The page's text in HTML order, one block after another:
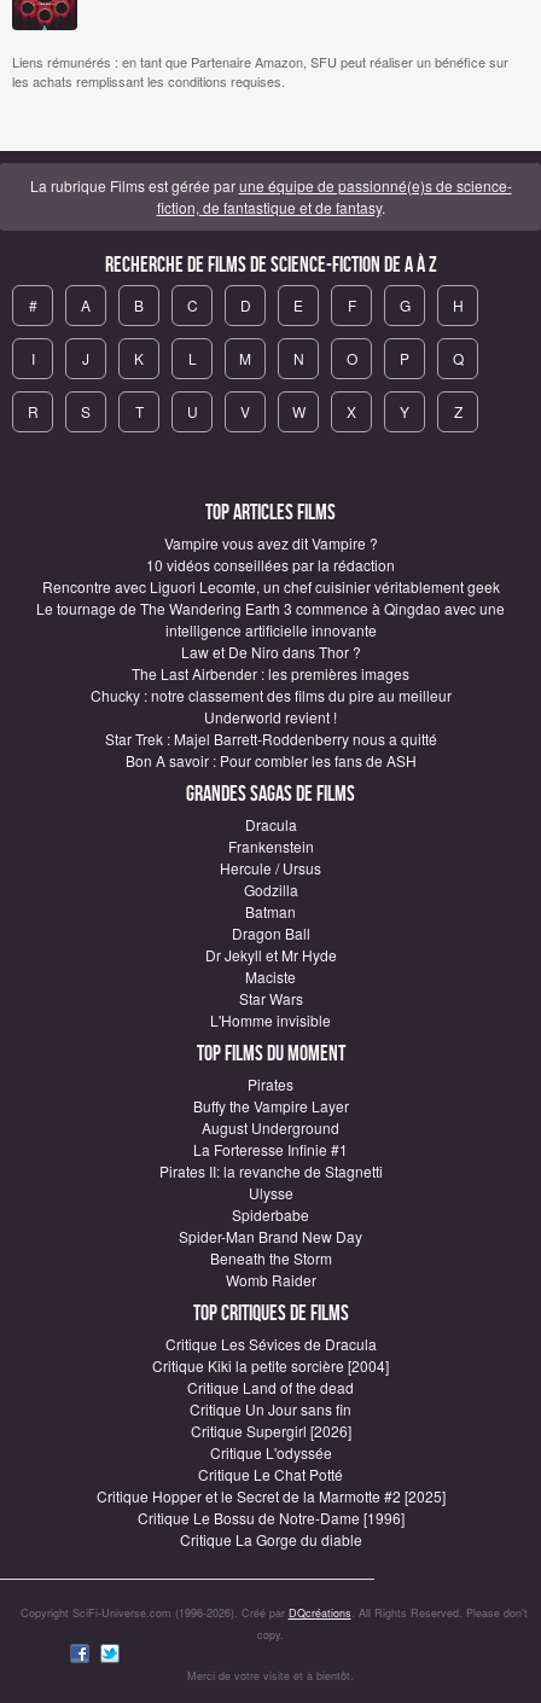
Liens rémunérés : en tant que Partenaire Amazon, SFU peut réaliser un bénéfice sur
les achats remplissant les conditions requises.
La rubrique Films est gérée parune équipe de passionné(e)s de science-
fiction, de fantastique et de fantasy.
Recherche de Films de science-fiction de A à Z
# A B C D E F G H
I J K L M N O P Q
R S T U V W X Y Z
Top articles Films
Vampire vous avez dit Vampire ?
10 vidéos conseillées par la rédaction
Rencontre avec Liguori Lecomte, un chef cuisinier véritablement geek
Le tournage de The Wandering Earth 3 commence à Qingdao avec une
intelligence artificielle innovante
Law et De Niro dans Thor ?
The Last Airbender : les premières images
Chucky : notre classement des films du pire au meilleur
Underworld revient !
Star Trek : Majel Barrett-Roddenberry nous a quitté
Bon A savoir : Pour combler les fans de ASH
Grandes sagas de Films
Dracula
Frankenstein
Hercule / Ursus
Godzilla
Batman
Dragon Ball
Dr Jekyll et Mr Hyde
Maciste
Star Wars
L'Homme invisible
Top Films du moment
Pirates
Buffy the Vampire Layer
August Underground
La Forteresse Infinie #1
Pirates II: la revanche de Stagnetti
Ulysse
Spiderbabe
Spider-Man Brand New Day
Beneath the Storm
Womb Raider
Top critiques de Films
Critique Les Sévices de Dracula
Critique Kiki la petite sorcière [2004]
Critique Land of the dead
Critique Un Jour sans fin
Critique Supergirl [2026]
Critique L'odyssée
Critique Le Chat Potté
Critique Hopper et le Secret de la Marmotte #2 [2025]
Critique Le Bossu de Notre-Dame [1996]
Critique La Gorge du diable
Copyright SciFi-Universe.com (1996-2026). Créé par DQcréations. All Rights Reserved. Please don’t
copy.
Merci de votre visite et à bientôt.